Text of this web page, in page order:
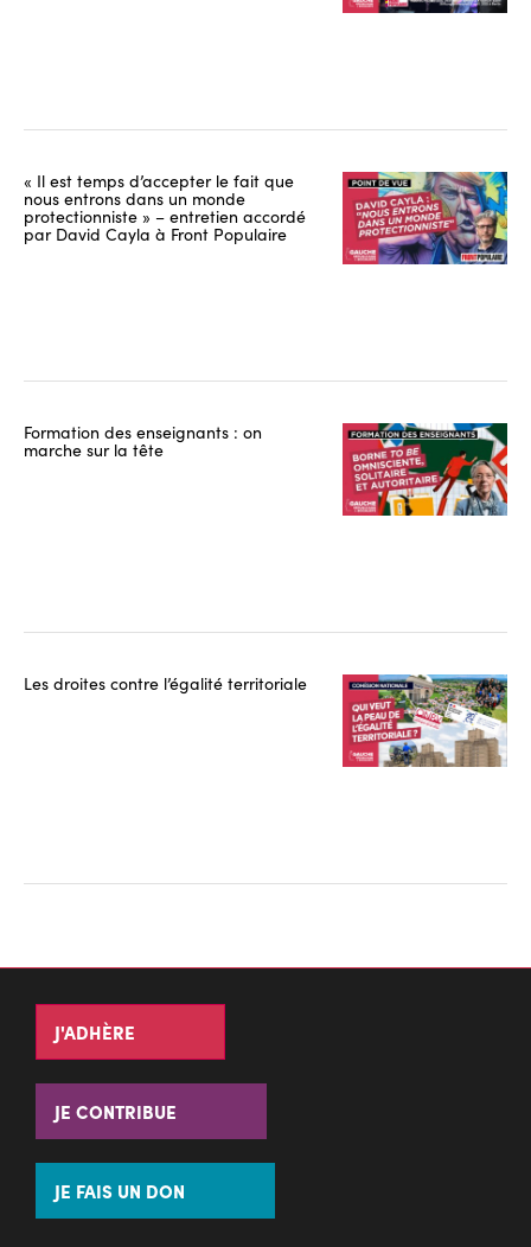
« Il est temps d’accepter le fait que
nous entrons dans un monde
protectionniste » – entretien accordé
par David Cayla à Front Populaire
Formation des enseignants : on
marche sur la tête
Les droites contre l’égalité territoriale
J'ADHÈRE
JE CONTRIBUE
JE FAIS UN DON